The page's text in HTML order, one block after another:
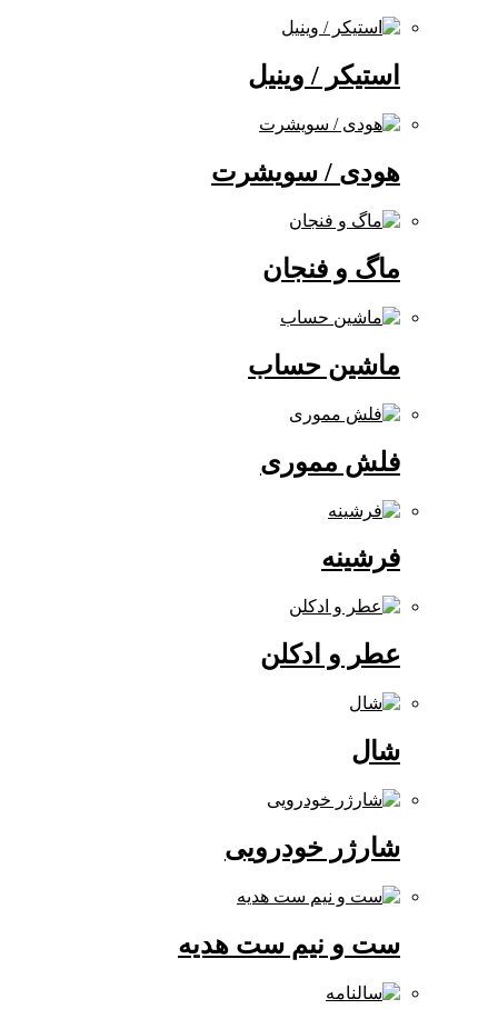
استیکر / وینیل
هودی / سویشرت
ماگ و فنجان
ماشین حساب
فلش مموری
عطر و ادکلن
شارژر خودرویی
ست و نیم ست هدیه